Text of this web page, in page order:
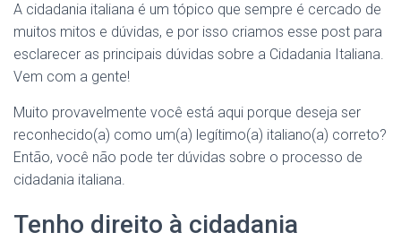
A cidadania italiana é um tópico que sempre é cercado de
muitos mitos e dúvidas, e por isso criamos esse post para
esclarecer as principais dúvidas sobre a Cidadania Italiana.
Vem com a gente!
Muito provavelmente você está aqui porque deseja ser
reconhecido(a) como um(a) legítimo(a) italiano(a) correto?
Então, você não pode ter dúvidas sobre o processo de
cidadania italiana.
Tenho direito à cidadania